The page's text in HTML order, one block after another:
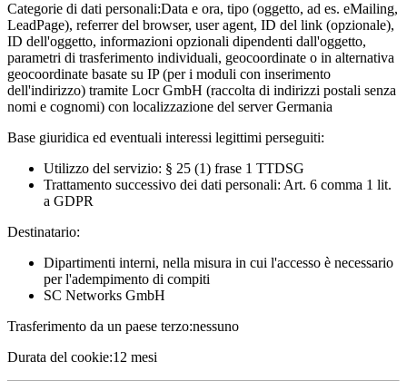
Categorie di dati personali:Data e ora, tipo (oggetto, ad es. eMailing,
LeadPage), referrer del browser, user agent, ID del link (opzionale),
ID dell'oggetto, informazioni opzionali dipendenti dall'oggetto,
parametri di trasferimento individuali, geocoordinate o in alternativa
geocoordinate basate su IP (per i moduli con inserimento
dell'indirizzo) tramite Locr GmbH (raccolta di indirizzi postali senza
nomi e cognomi) con localizzazione del server Germania
Base giuridica ed eventuali interessi legittimi perseguiti:
Utilizzo del servizio: § 25 (1) frase 1 TTDSG
Trattamento successivo dei dati personali: Art. 6 comma 1 lit.
a GDPR
Destinatario:
Dipartimenti interni, nella misura in cui l'accesso è necessario
per l'adempimento di compiti
SC Networks GmbH
Trasferimento da un paese terzo:nessuno
Durata del cookie:12 mesi